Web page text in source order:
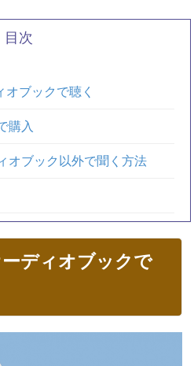
目次
ブックで聴く
購入
オブック以外で聞く方法
ディオブックで